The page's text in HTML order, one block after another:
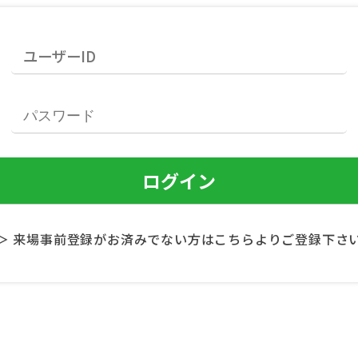
来場事前登録がお済みでない方はこちらよりご登録下さ